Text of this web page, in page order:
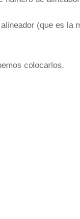
(que es la
colocarlos.